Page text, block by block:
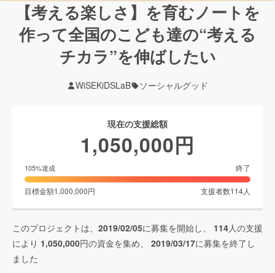
【考える楽しさ】を育むノートを
作って全国のこども達の“考える
チカラ”を伸ばしたい
WiSEKiDSLaB ソーシャルグッド
現在の支援総額
1,050,000円
105%達成 終了
目標金額1,000,000円 支援者数114人
このプロジェクトは、 2019/02/05に募集を開始し、 114人の支援
により 1,050,000円の資金を集め、 2019/03/17に募集を終了し
ました